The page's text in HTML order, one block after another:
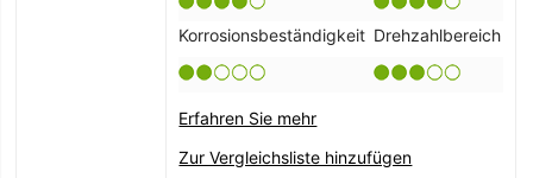
Korrosionsbeständigkeit Drehzahlbereich
Erfahren Sie mehr
Zur Vergleichsliste hinzufügen